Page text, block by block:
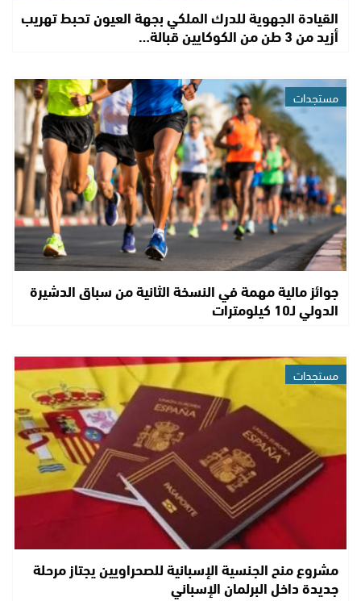
القيادة الجهوية للدرك الملكي بجهة العيون تحبط تهريب
أزيد من 3 طن من الكوكايين قبالة…
مستجدات
جوائز مالية مهمة في النسخة الثانية من سباق الدشيرة
الدولي لـ10 كيلومترات
مستجدات
مشروع منح الجنسية الإسبانية للصحراويين يجتاز مرحلة
جديدة داخل البرلمان الإسباني